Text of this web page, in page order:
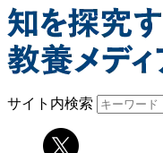
サイト内検索